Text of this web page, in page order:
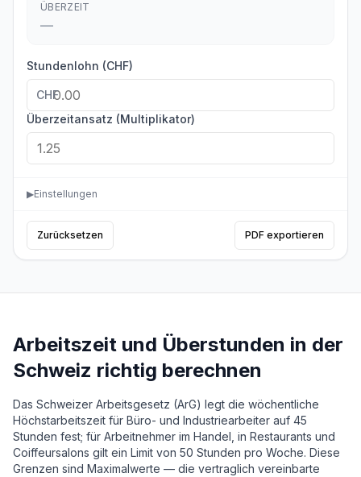
ÜBERZEIT
—
Stundenlohn (CHF)
CHF
Überzeitansatz (Multiplikator)
▶Einstellungen
Zurücksetzen PDF exportieren
Arbeitszeit und Überstunden in der
Schweiz richtig berechnen
Das Schweizer Arbeitsgesetz (ArG) legt die wöchentliche
Höchstarbeitszeit für Büro- und Industriearbeiter auf 45
Stunden fest; für Arbeitnehmer im Handel, in Restaurants und
Coiffeursalons gilt ein Limit von 50 Stunden pro Woche. Diese
Grenzen sind Maximalwerte — die vertraglich vereinbarte